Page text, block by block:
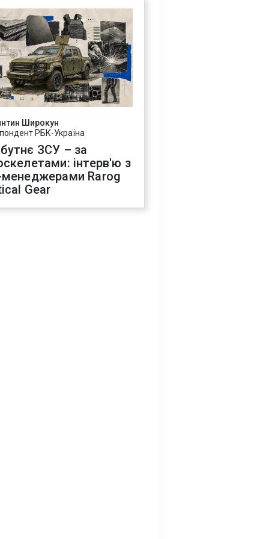
Широкун
РБК-Україна
ЗСУ – за
інтерв'ю з
Rarog
Gear